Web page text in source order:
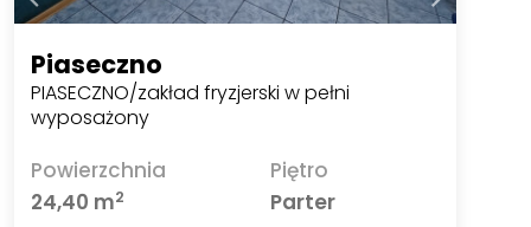
Piaseczno
PIASECZNO/zakład fryzjerski w pełni
wyposażony
Powierzchnia
24,40 m2
Piętro
Parter